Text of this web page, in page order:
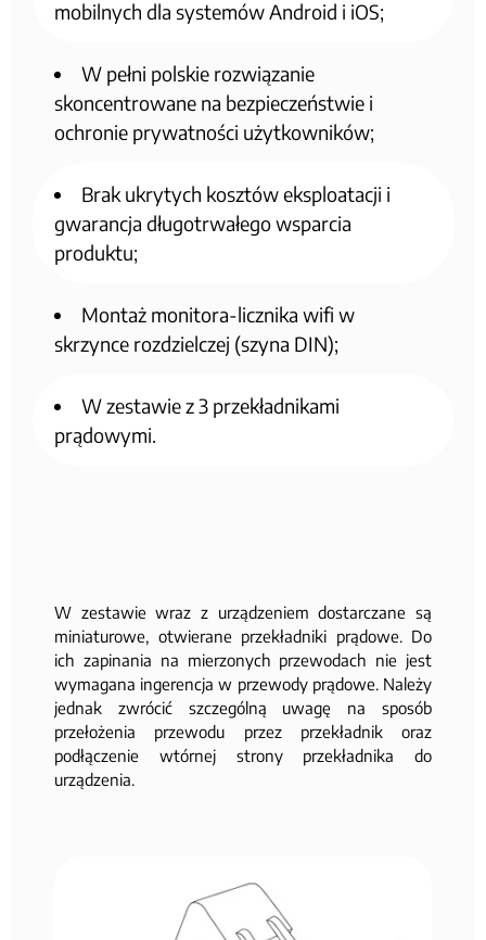
mobilnych dla systemów Android i iOS;
W pełni polskie rozwiązanie
skoncentrowane na bezpieczeństwie i
ochronie prywatności użytkowników;
Brak ukrytych kosztów eksploatacji i
gwarancja długotrwałego wsparcia
produktu;
Montaż monitora-licznika wifi w
skrzynce rozdzielczej (szyna DIN);
W zestawie z 3 przekładnikami
prądowymi.
W zestawie wraz z urządzeniem dostarczane są
miniaturowe, otwierane przekładniki prądowe. Do
ich zapinania na mierzonych przewodach nie jest
wymagana ingerencja w przewody prądowe. Należy
jednak zwrócić szczególną uwagę na sposób
przełożenia przewodu przez przekładnik oraz
podłączenie wtórnej strony przekładnika do
urządzenia.